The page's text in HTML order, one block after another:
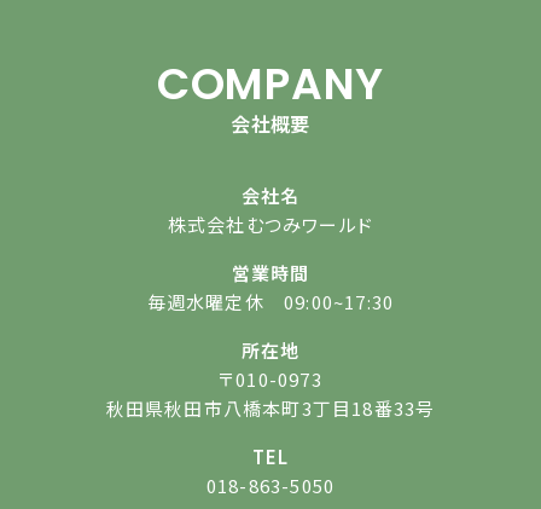
COMPANY
会社概要
会社名
株式会社むつみワールド
営業時間
毎週水曜定休 09:00~17:30
所在地
〒010-0973
秋田県秋田市八橋本町3丁目18番33号
TEL
018-863-5050